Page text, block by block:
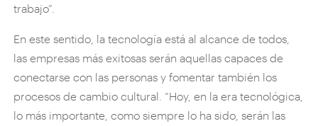
trabajo”.
En este sentido, la tecnología está al alcance de todos,
las empresas más exitosas serán aquellas capaces de
conectarse con las personas y fomentar también los
procesos de cambio cultural. “Hoy, en la era tecnológica,
lo más importante, como siempre lo ha sido, serán las